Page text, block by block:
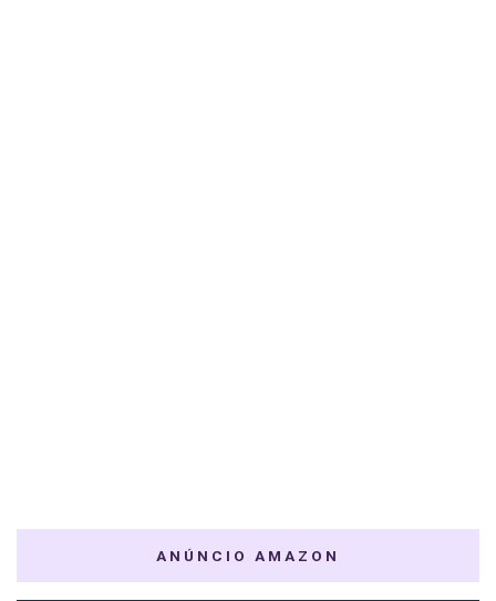
ANÚNCIO AMAZON